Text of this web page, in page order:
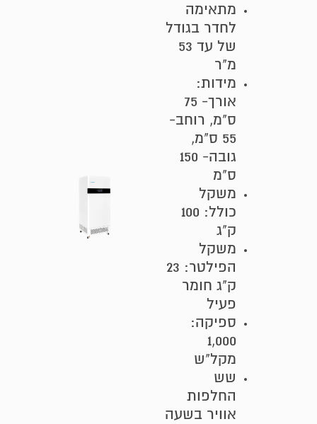
מתאימה
לחדר בגודל
של עד 53
מ"ר
מידות:
אורך- 75
ס"מ, רוחב-
55 ס"מ,
גובה- 150
ס"מ
משקל
כולל: 100
ק"ג
משקל
הפילטר: 23
ק"ג חומר
פעיל
ספיקה:
1,000
מקל"ש
שש
החלפות
אוויר בשעה